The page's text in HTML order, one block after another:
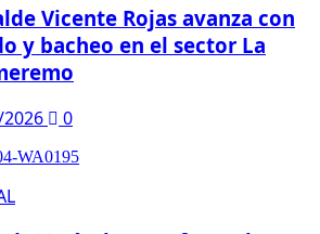
Vicente Rojas avanza con
y bacheo en el sector La
0